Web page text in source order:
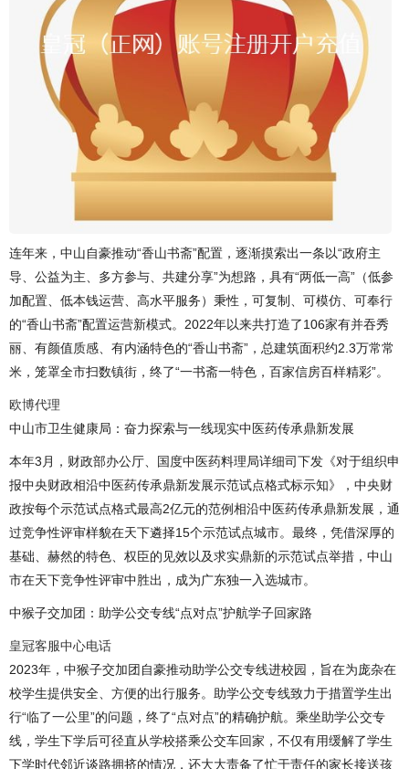
连年来，中山自豪推动“香山书斋”配置，逐渐摸索出一条以“政府主
导、公益为主、多方参与、共建分享”为想路，具有“两低一高”（低参
加配置、低本钱运营、高水平服务）秉性，可复制、可模仿、可奉行
的“香山书斋”配置运营新模式。2022年以来共打造了106家有并吞秀
丽、有颜值质感、有内涵特色的“香山书斋”，总建筑面积约2.3万常常
米，笼罩全市扫数镇街，终了“一书斋一特色，百家信房百样精彩”。
欧博代理
中山市卫生健康局：奋力探索与一线现实中医药传承鼎新发展
本年3月，财政部办公厅、国度中医药料理局详细司下发《对于组织申
报中央财政相沿中医药传承鼎新发展示范试点格式标示知》，中央财
政按每个示范试点格式最高2亿元的范例相沿中医药传承鼎新发展，通
过竞争性评审样貌在天下遴择15个示范试点城市。最终，凭借深厚的
基础、赫然的特色、权臣的见效以及求实鼎新的示范试点举措，中山
市在天下竞争性评审中胜出，成为广东独一入选城市。
中猴子交加团：助学公交专线“点对点”护航学子回家路
皇冠客服中心电话
2023年，中猴子交加团自豪推动助学公交专线进校园，旨在为庞杂在
校学生提供安全、方便的出行服务。助学公交专线致力于措置学生出
行“临了一公里”的问题，终了“点对点”的精确护航。乘坐助学公交专
线，学生下学后可径直从学校搭乘公交车回家，不仅有用缓解了学生
下学时代邻近谈路拥挤的情况，还大大责备了忙于责任的家长接送孩